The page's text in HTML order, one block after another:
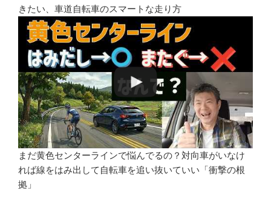
きたい、車道自転車のスマートな走り方
まだ黄色センターラインで悩んでるの？対向車がいなけ
れば線をはみ出して自転車を追い抜いていい「衝撃の根
拠」